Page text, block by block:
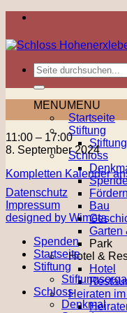
Zum
springen
MENUMENU
Startseite
Stiftung
Schloss
Fördern
Bau
Garten
Park
Hotel &
Hotel
Heiraten
Tag
des
Denkmals
11:00 – 17:00
8. September 2024
Kompletten Kalender
Datenschutz
Impressum
designed by Wimeta
Spenden
Startseite
Stiftung
Schloss
Denkmal